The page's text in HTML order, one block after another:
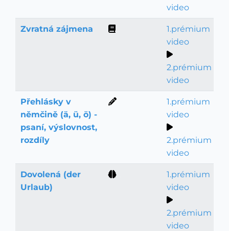
video
Zvratná zájmena
1.prémium
video
2.prémium
video
Přehlásky v
němčině (ä, ü, ö) -
psaní, výslovnost,
rozdíly
1.prémium
video
2.prémium
video
Dovolená (der
Urlaub)
1.prémium
video
2.prémium
video